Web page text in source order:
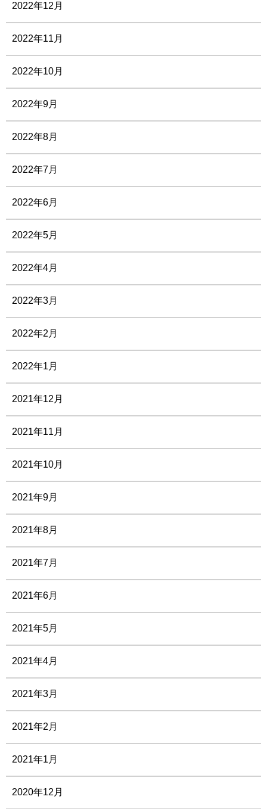
2022年12月
2022年11月
2022年10月
2022年9月
2022年8月
2022年7月
2022年6月
2022年5月
2022年4月
2022年3月
2022年2月
2022年1月
2021年12月
2021年11月
2021年10月
2021年9月
2021年8月
2021年7月
2021年6月
2021年5月
2021年4月
2021年3月
2021年2月
2021年1月
2020年12月